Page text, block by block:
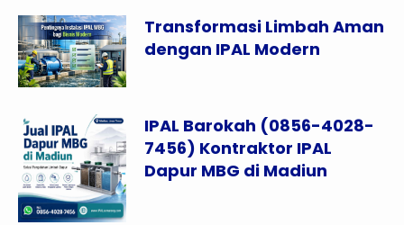
Transformasi Limbah Aman
dengan IPAL Modern
IPAL Barokah (0856-4028-
7456) Kontraktor IPAL
Dapur MBG di Madiun